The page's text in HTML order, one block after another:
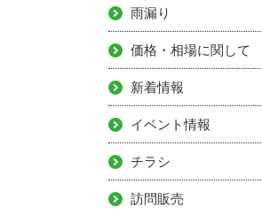
雨漏り
価格・相場に関して
新着情報
イベント情報
チラシ
訪問販売